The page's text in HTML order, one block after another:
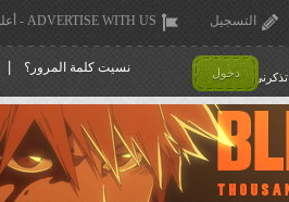
التسجيل ADVERTISE WITH US - أعلن لدينا
تذكرني ! دخول نسيت كلمة المرور؟